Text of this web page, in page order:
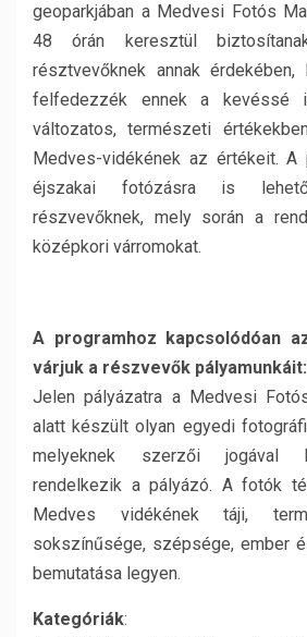
geoparkjában a Medvesi Fotós
48 órán keresztül
résztvevőknek annak érdekében,
felfedezzék ennek a kevéssé
változatos, természeti
Medves-vidékének az értékeit. A
éjszakai fotózásra is
részvevőknek, mely során a
középkori várromokat.
A programhoz kapcsolódóan
várjuk a részvevők pályamunkáit:
Jelen pályázatra a Medvesi
alatt készült olyan egyedi
melyeknek szerzői jogával
rendelkezik a pályázó. A fotók
Medves vidékének táji,
sokszínűsége, szépsége, ember
bemutatása legyen.
Kategóriák: